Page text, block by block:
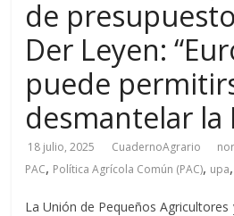
de
Der Leyen:
puede
desmantelar la
18 julio, 2025 CuadernoAgrario
PAC, Política Agrícola Común (PAC), upa,
La Unión de Pequeños